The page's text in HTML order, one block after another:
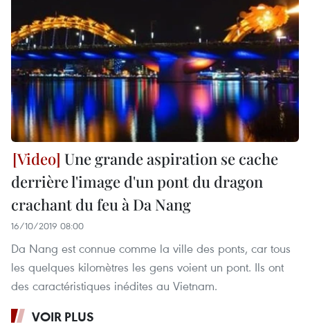
Une grande aspiration se cache
derrière l'image d'un pont du dragon
crachant du feu à Da Nang
16/10/2019 08:00
Da Nang est connue comme la ville des ponts, car tous
les quelques kilomètres les gens voient un pont. Ils ont
des caractéristiques inédites au Vietnam.
VOIR PLUS